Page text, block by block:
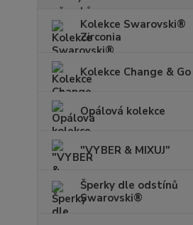
Kolekce Swarovski®
Zirconia
Kolekce Change & Go
Opálová kolekce
"VYBER & MIXUJ"
Šperky dle odstínů
Swarovski®